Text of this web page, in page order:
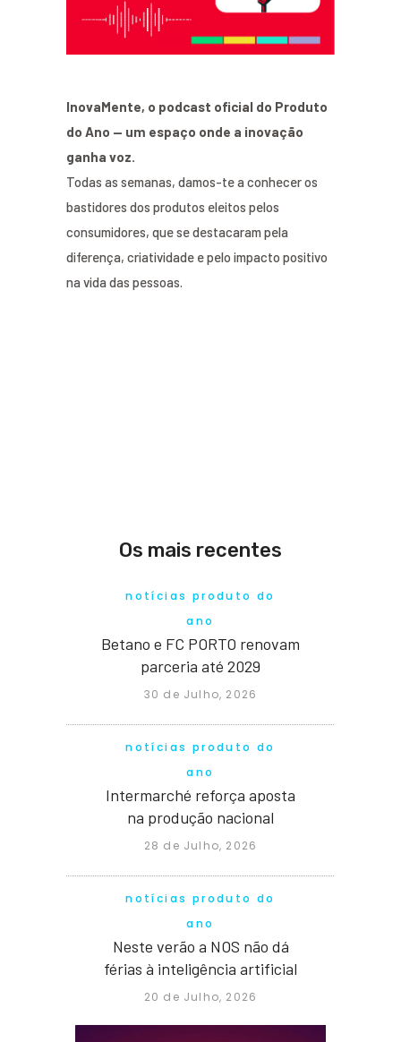
InovaMente, o podcast oficial do Produto
do Ano — um espaço onde a inovação
ganha voz.
Todas as semanas, damos-te a conhecer os
bastidores dos produtos eleitos pelos
consumidores, que se destacaram pela
diferença, criatividade e pelo impacto positivo
na vida das pessoas.
Os mais recentes
notícias produto do
ano
Betano e FC PORTO renovam
parceria até 2029
30 de Julho, 2026
notícias produto do
ano
Intermarché reforça aposta
na produção nacional
28 de Julho, 2026
notícias produto do
ano
Neste verão a NOS não dá
férias à inteligência artificial
20 de Julho, 2026